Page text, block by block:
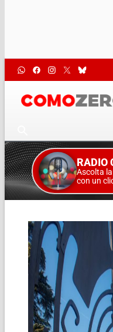
RADIO
Ascolta
con un